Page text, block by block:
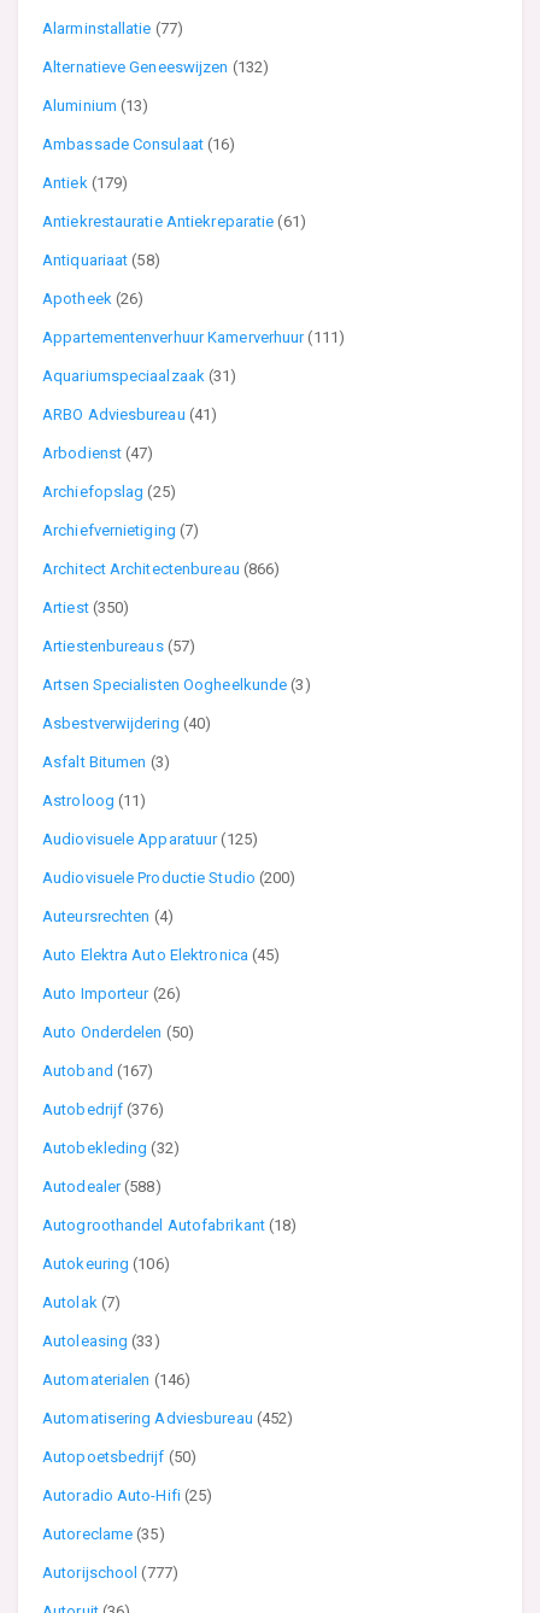
Alarminstallatie (77)
Alternatieve Geneeswijzen (132)
Aluminium (13)
Ambassade Consulaat (16)
Antiek (179)
Antiekrestauratie Antiekreparatie(61)
Antiquariaat(58)
Apotheek (26)
Appartementenverhuur Kamerverhuur(111)
Aquariumspeciaalzaak(31)
ARBO Adviesbureau (41)
Arbodienst(47)
Archiefopslag(25)
Archiefvernietiging (7)
Architect Architectenbureau (866)
Artiest (350)
Artiestenbureaus (57)
Artsen Specialisten Oogheelkunde(3)
Asbestverwijdering (40)
Asfalt Bitumen (3)
Astroloog (11)
Audiovisuele Apparatuur(125)
Audiovisuele Productie Studio(200)
Auteursrechten (4)
Auto Elektra Auto Elektronica(45)
Auto Importeur (26)
Auto Onderdelen (50)
Autoband (167)
Autobedrijf(376)
Autobekleding(32)
Autodealer(588)
Autogroothandel Autofabrikant(18)
Autokeuring(106)
Autolak (7)
Autoleasing(33)
Automaterialen (146)
Automatisering Adviesbureau (452)
Autopoetsbedrijf (50)
Autoradio Auto-Hifi (25)
Autoreclame(35)
Autorijschool(777)